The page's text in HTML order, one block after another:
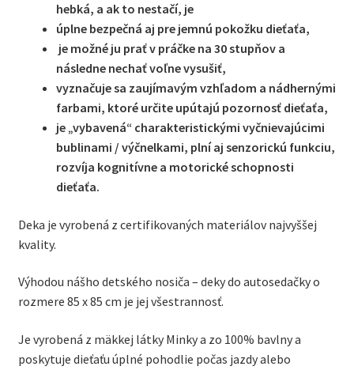
hebká, a ak to nestačí, je
úplne bezpečná aj pre jemnú pokožku dieťaťa,
je možné ju prať v práčke na 30 stupňov a
následne nechať voľne vysušiť,
vyznačuje sa zaujímavým vzhľadom a nádhernými
farbami, ktoré určite upútajú pozornosť dieťaťa,
je „vybavená“ charakteristickými vyčnievajúcimi
bublinami / výčnelkami, plní aj senzorickú funkciu,
rozvíja kognitívne a motorické schopnosti
dieťaťa.
Deka je vyrobená z certifikovaných materiálov najvyššej
kvality.
Výhodou nášho detského nosiča – deky do autosedačky o
rozmere 85 x 85 cm je jej všestrannosť.
Je vyrobená z mäkkej látky Minky a zo 100% bavlny a
poskytuje dieťaťu úplné pohodlie počas jazdy alebo